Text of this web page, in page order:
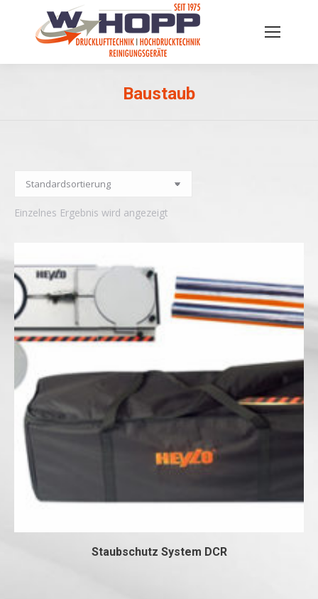
Baustaub
Einzelnes Ergebnis wird angezeigt
Staubschutz System DCR